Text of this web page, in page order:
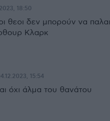
18:50
θεοι δεν μπορούν να
Κλαρκ
15:54
όχι άλμα του θανάτου